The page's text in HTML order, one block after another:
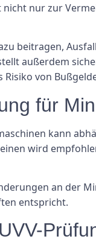
nur zur
beitragen,
außerdem
von
für
kann
wird
an der
entspricht.